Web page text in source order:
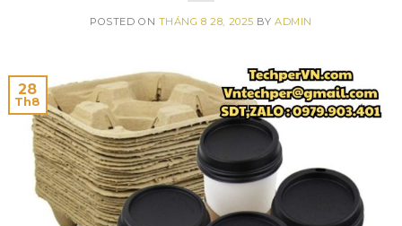
POSTED ON THÁNG 8 28, 2025 BY ADMIN
28
Th8